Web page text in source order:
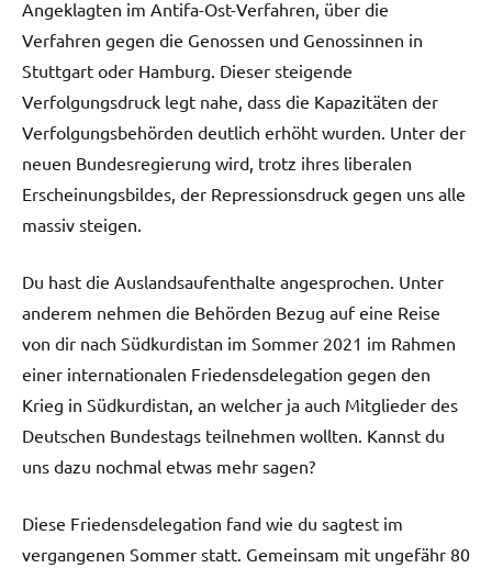
Angeklagten im Antifa-Ost-Verfahren, über die
Verfahren gegen die Genossen und Genossinnen in
Stuttgart oder Hamburg. Dieser steigende
Verfolgungsdruck legt nahe, dass die Kapazitäten der
Verfolgungsbehörden deutlich erhöht wurden. Unter der
neuen Bundesregierung wird, trotz ihres liberalen
Erscheinungsbildes, der Repressionsdruck gegen uns alle
massiv steigen.
Du hast die Auslandsaufenthalte angesprochen. Unter
anderem nehmen die Behörden Bezug auf eine Reise
von dir nach Südkurdistan im Sommer 2021 im Rahmen
einer internationalen Friedensdelegation gegen den
Krieg in Südkurdistan, an welcher ja auch Mitglieder des
Deutschen Bundestags teilnehmen wollten. Kannst du
uns dazu nochmal etwas mehr sagen?
Diese Friedensdelegation fand wie du sagtest im
vergangenen Sommer statt. Gemeinsam mit ungefähr 80